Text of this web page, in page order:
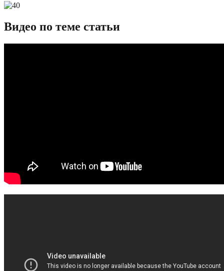
Видео по теме статьи